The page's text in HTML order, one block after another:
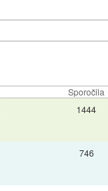
Sporočila
1444
746